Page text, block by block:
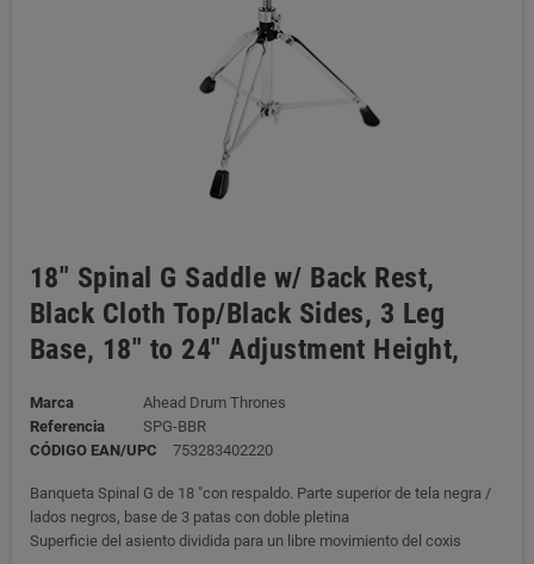
18" Spinal G Saddle w/ Back Rest,
Black Cloth Top/Black Sides, 3 Leg
Base, 18" to 24" Adjustment Height,
Marca
Ahead Drum Thrones
Referencia
SPG-BBR
CÓDIGO EAN/UPC
753283402220
Banqueta Spinal G de 18 "con respaldo. Parte superior de tela negra /
lados negros, base de 3 patas con doble pletina
Superficie del asiento dividida para un libre movimiento del coxis